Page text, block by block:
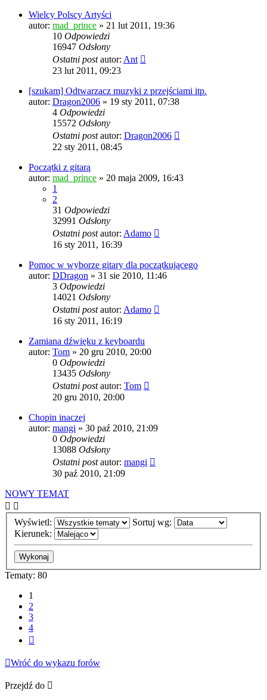
Wielcy Polscy Artyści
autor: mad_prince » 21 lut 2011, 19:36
10 Odpowiedzi
16947 Odsłony
Ostatni postautor: Ant
23 lut 2011, 09:23
[szukam] Odtwarzacz muzyki z przejściami itp.
autor: Dragon2006 » 19 sty 2011, 07:38
4 Odpowiedzi
15572 Odsłony
Ostatni postautor: Dragon2006
22 sty 2011, 08:45
Początki z gitarą
autor: mad_prince » 20 maja 2009, 16:43
1
2
31 Odpowiedzi
32991 Odsłony
Ostatni postautor: Adamo
16 sty 2011, 16:39
Pomoc w wyborze gitary dla początkującego
autor: DDragon » 31 sie 2010, 11:46
3 Odpowiedzi
14021 Odsłony
Ostatni postautor: Adamo
16 sty 2011, 16:19
Zamiana dźwięku z keyboardu
autor: Tom » 20 gru 2010, 20:00
0 Odpowiedzi
13435 Odsłony
Ostatni postautor: Tom
20 gru 2010, 20:00
Chopin inaczej
autor: mangi » 30 paź 2010, 21:09
0 Odpowiedzi
13088 Odsłony
Ostatni postautor: mangi
30 paź 2010, 21:09
NOWY TEMAT
Wyświetl:
Sortuj wg:
Kierunek:
Tematy: 80
1
2
3
4
Wróć do wykazu forów
Przejdź do